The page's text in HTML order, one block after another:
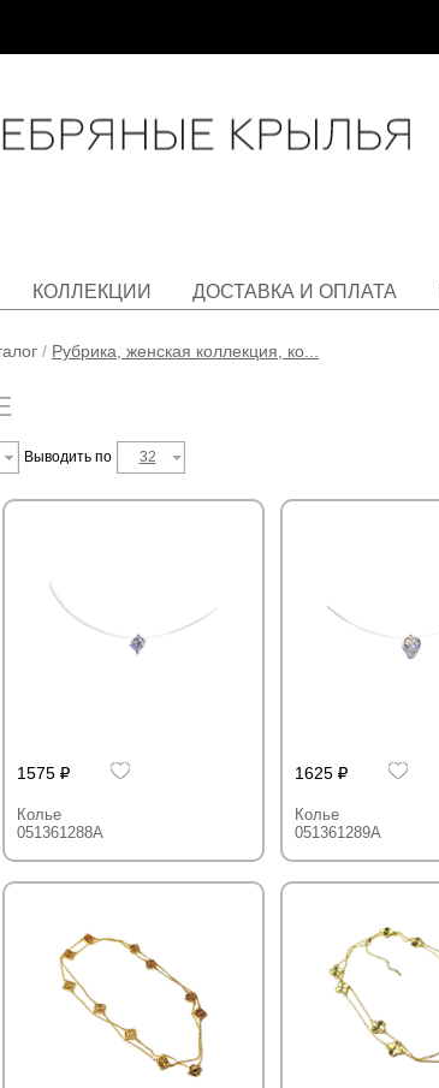
КОЛЛЕКЦИИ ДОСТАВКА И ОПЛАТА
/ Рубрика, женская коллекция, ко...
Выводить по 32
1575
Колье
051361288A
1625
Колье
051361289A